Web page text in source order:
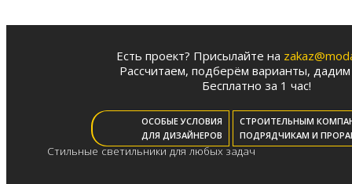
Есть проект? Присылайте на
Рассчитаем, подберём варианты, дадим
Бесплатно за 1 час!
ОСОБЫЕ УСЛОВИЯ
ДЛЯ ДИЗАЙНЕРОВ
СТРОИТЕЛЬНЫМ
ПОДРЯДЧИКАМ И
Стильные светильники для любых задач